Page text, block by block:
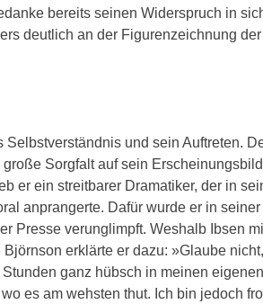
bereits seinen Widerspruch in
deutlich an der Figurenzeichnung
und sein Auftreten.
Sorgfalt auf sein
er ein streitbarer Dramatiker, der in
anprangerte. Dafür wurde er in seiner
Presse verunglimpft. Weshalb Ibsen
erklärte er dazu: »Glaube
ganz hübsch in meinen eigenen
es am wehsten thut. Ich bin jedoch